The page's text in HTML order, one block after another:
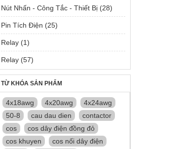
Nút Nhấn - Công Tắc - Thiết Bị (28)
Pin Tích Điện (25)
Relay (1)
Relay (57)
TỪ KHÓA SẢN PHẨM
4x18awg 4x20awg
4x24awg
50-8
cau dau dien
contactor
cos
cos dây điện đồng đỏ
cos khuyen
cos nối dây điện